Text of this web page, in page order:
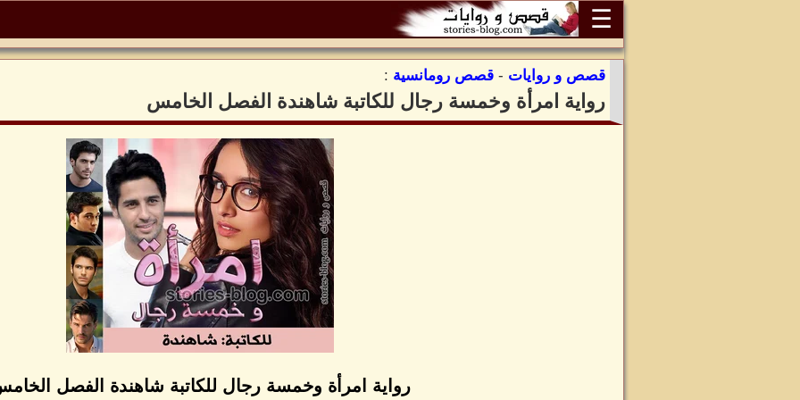
☰
قصص و روايات - قصص رومانسية :
رواية امرأة وخمسة رجال للكاتبة شاهندة الفصل الخامس
رواية امرأة وخمسة رجال للكاتبة شاهندة الفصل